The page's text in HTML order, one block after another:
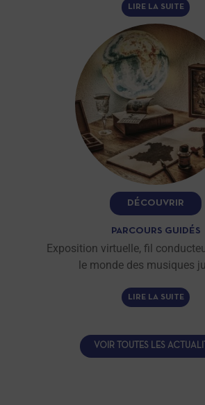
LIRE LA SUITE
DÉCOUVRIR
PARCOURS GUIDÉS
Exposition virtuelle, fil
le monde des musiques
LIRE LA SUITE
VOIR TOUTES LES